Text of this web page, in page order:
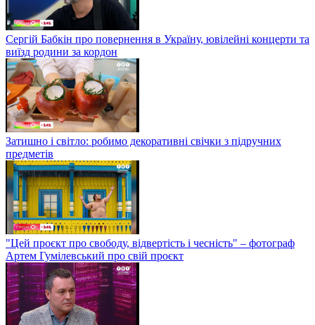
Сергій Бабкін про повернення в Україну, ювілейні концерти та
виїзд родини за кордон
Затишно і світло: робимо декоративні свічки з підручних
предметів
"Цей проєкт про свободу, відвертість і чесність" – фотограф
Артем Гумілевський про свій проєкт